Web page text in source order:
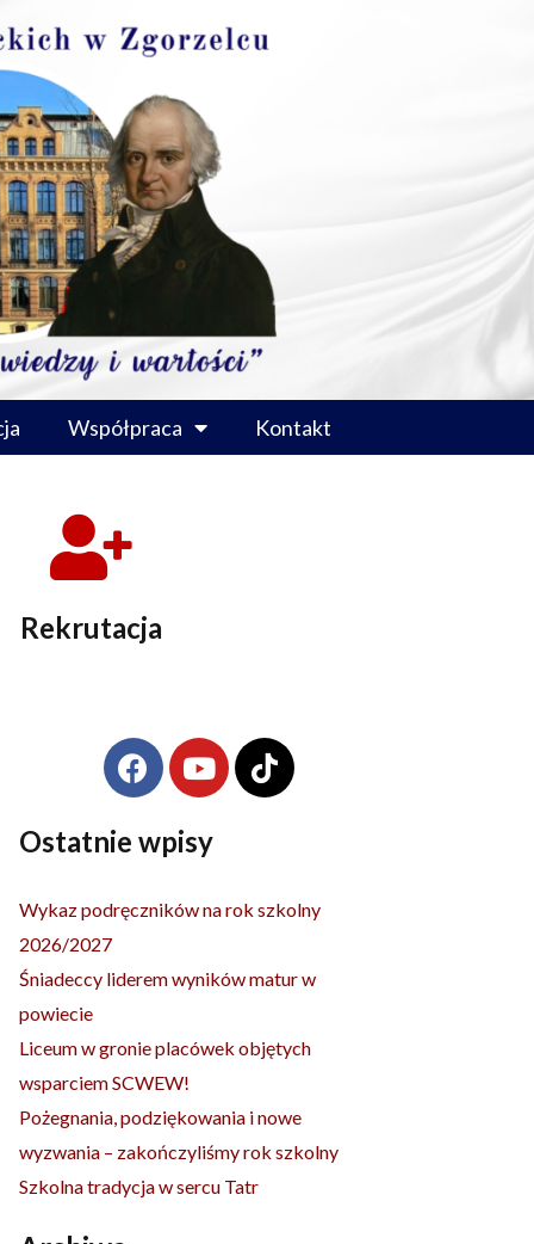
Współpraca Kontakt
Rekrutacja
F
a
e
o
Y
o
t
b
T
i
k
Ostatnie wpisy
Wykaz podręczników na rok szkolny
2026/2027
Śniadeccy liderem wyników matur w
powiecie
Liceum w gronie placówek objętych
wsparciem SCWEW!
Pożegnania, podziękowania i nowe
wyzwania – zakończyliśmy rok szkolny
Szkolna tradycja w sercu Tatr